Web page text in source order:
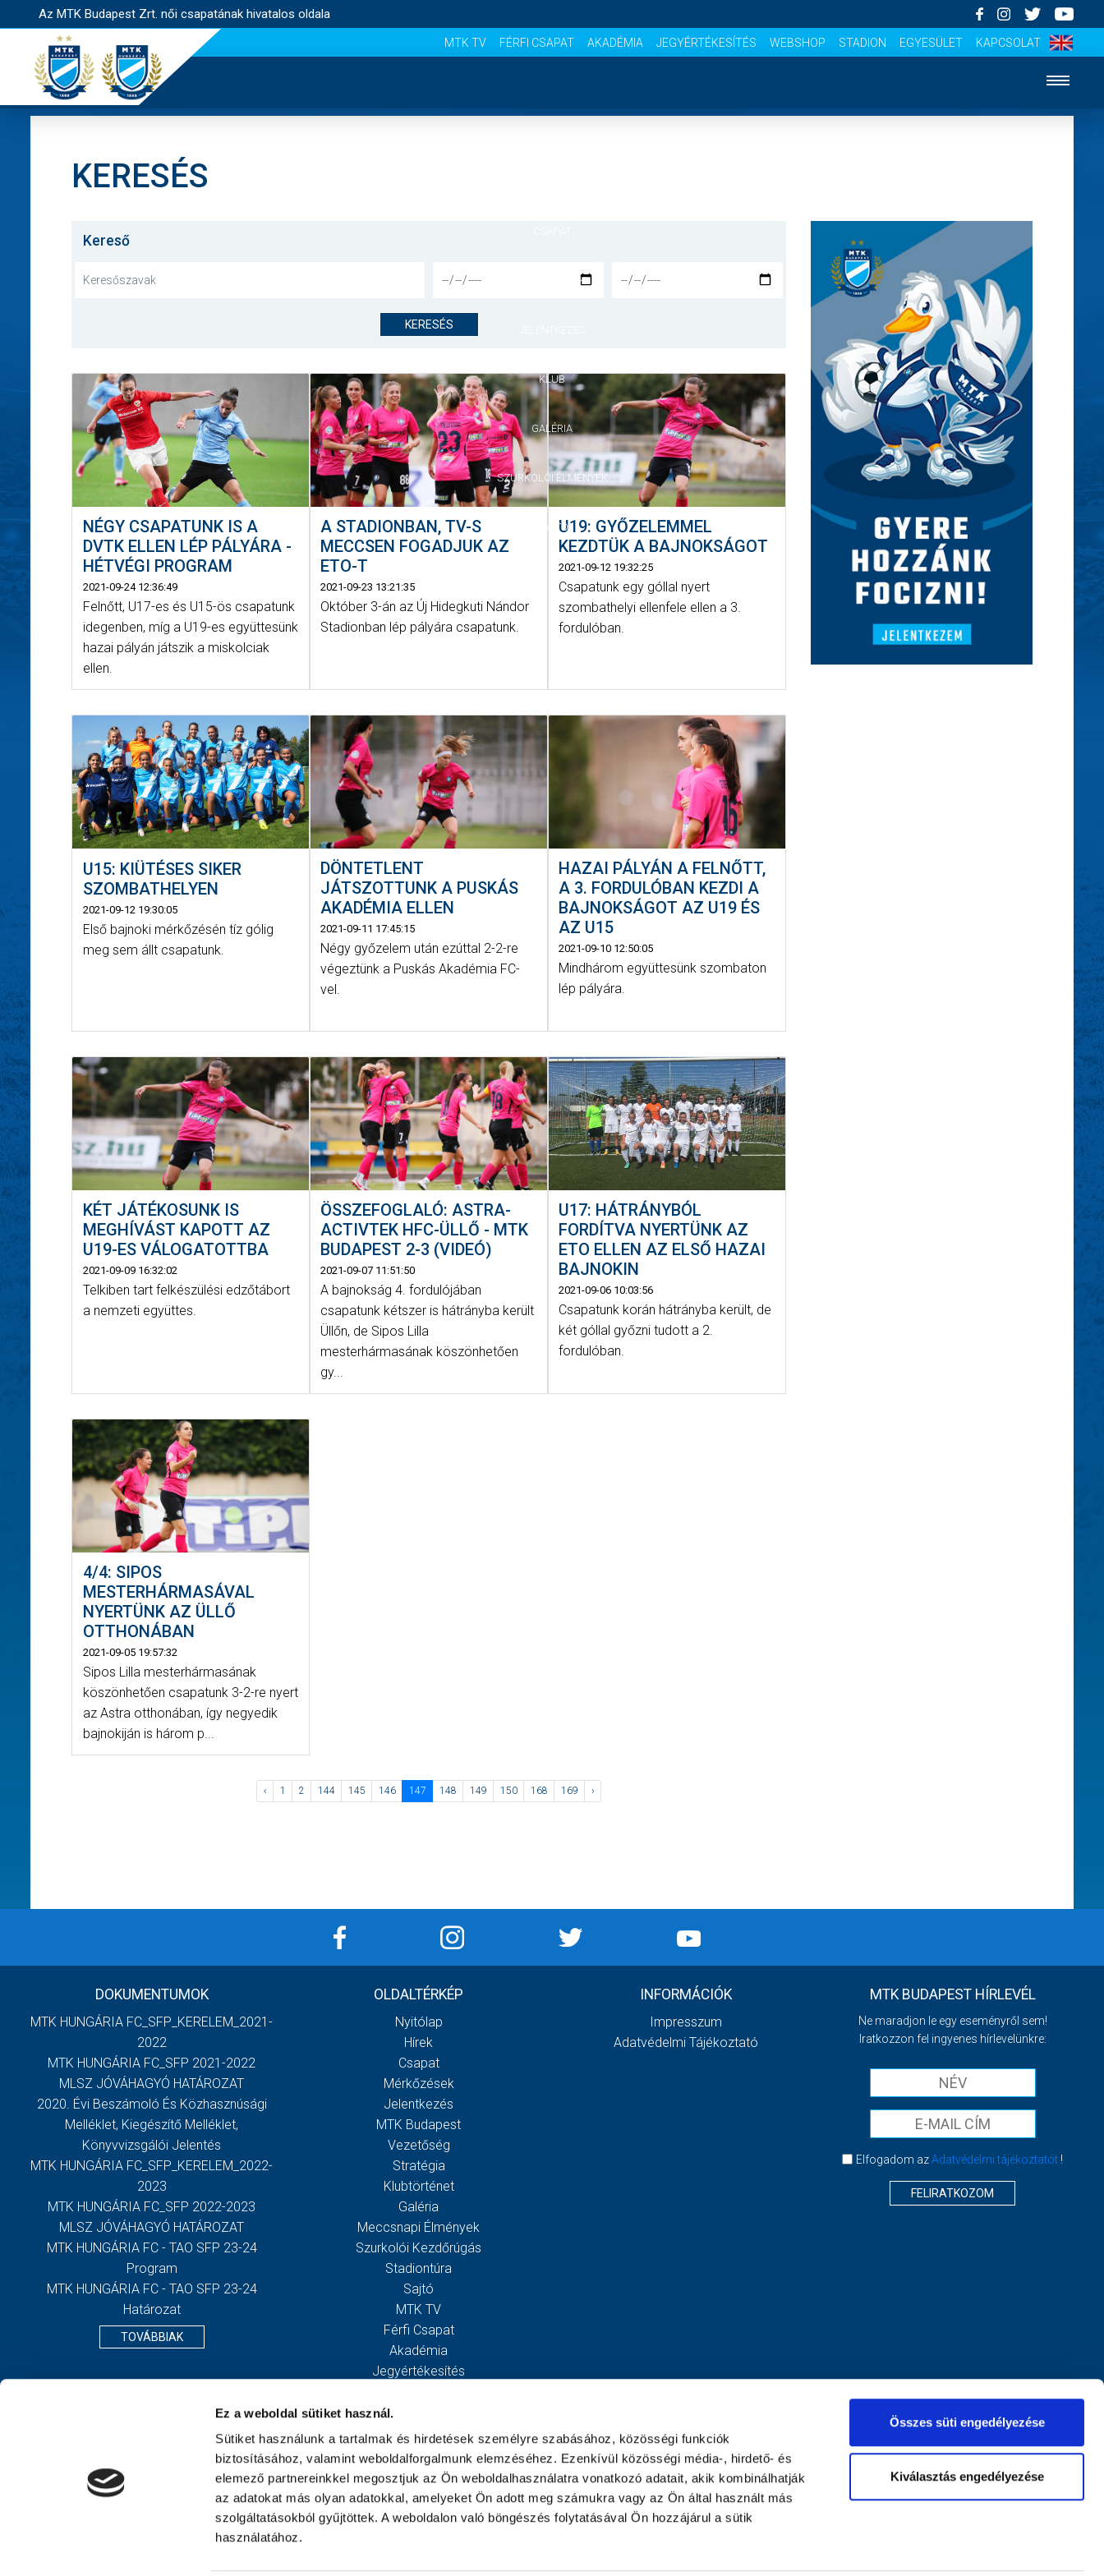
Ez a weboldal sütiket használ.
Sütiket használunk a tartalmak és hirdetések személyre szabásához, közösségi funkciók
biztosításához, valamint weboldalforgalmunk elemzéséhez. Ezenkívül közösségi média-, hirdető- és
elemező partnereinkkel megosztjuk az Ön weboldalhasználatra vonatkozó adatait, akik kombinálhatják
az adatokat más olyan adatokkal, amelyeket Ön adott meg számukra vagy az Ön által használt más
szolgáltatásokból gyűjtöttek. A weboldalon való böngészés folytatásával Ön hozzájárul a sütik
használatához.
Összes süti engedélyezése
Kiválasztás engedélyezése
Az MTK Budapest Zrt. női csapatának hivatalos oldala
MTK TV FÉRFI CSAPAT AKADÉMIA JEGYÉRTÉKESÍTÉS WEBSHOP STADION EGYESÜLET KAPCSOLAT
MÉRKŐZÉSEK
KLUB
GALÉRIA
SZURKOLÓI ÉLMÉNYEK
SAJTÓ
KERESÉS
Kereső
KERESÉS
NÉGY CSAPATUNK IS A
DVTK ELLEN LÉP PÁLYÁRA -
HÉTVÉGI PROGRAM
2021-09-24 12:36:49
Felnőtt, U17-es és U15-ös csapatunk
idegenben, míg a U19-es együttesünk
hazai pályán játszik a miskolciak
ellen.
A STADIONBAN, TV-S
MECCSEN FOGADJUK AZ
ETO-T
2021-09-23 13:21:35
Október 3-án az Új Hidegkuti Nándor
Stadionban lép pályára csapatunk.
U19: GYŐZELEMMEL
KEZDTÜK A BAJNOKSÁGOT
2021-09-12 19:32:25
Csapatunk egy góllal nyert
szombathelyi ellenfele ellen a 3.
fordulóban.
U15: KIÜTÉSES SIKER
SZOMBATHELYEN
2021-09-12 19:30:05
Első bajnoki mérkőzésén tíz gólig
meg sem állt csapatunk.
DÖNTETLENT
JÁTSZOTTUNK A PUSKÁS
AKADÉMIA ELLEN
2021-09-11 17:45:15
Négy győzelem után ezúttal 2-2-re
végeztünk a Puskás Akadémia FC-
vel.
HAZAI PÁLYÁN A FELNŐTT,
A 3. FORDULÓBAN KEZDI A
BAJNOKSÁGOT AZ U19 ÉS
AZ U15
2021-09-10 12:50:05
Mindhárom együttesünk szombaton
lép pályára.
KÉT JÁTÉKOSUNK IS
MEGHÍVÁST KAPOTT AZ
U19-ES VÁLOGATOTTBA
2021-09-09 16:32:02
Telkiben tart felkészülési edzőtábort
a nemzeti együttes.
ÖSSZEFOGLALÓ: ASTRA-
ACTIVTEK HFC-ÜLLŐ - MTK
BUDAPEST 2-3 (VIDEÓ)
2021-09-07 11:51:50
A bajnokság 4. fordulójában
csapatunk kétszer is hátrányba került
Üllőn, de Sipos Lilla
mesterhármasának köszönhetően
gy...
U17: HÁTRÁNYBÓL
FORDÍTVA NYERTÜNK AZ
ETO ELLEN AZ ELSŐ HAZAI
BAJNOKIN
2021-09-06 10:03:56
Csapatunk korán hátrányba került, de
két góllal győzni tudott a 2.
fordulóban.
4/4: SIPOS
MESTERHÁRMASÁVAL
NYERTÜNK AZ ÜLLŐ
OTTHONÁBAN
2021-09-05 19:57:32
Sipos Lilla mesterhármasának
köszönhetően csapatunk 3-2-re nyert
az Astra otthonában, így negyedik
bajnokiján is három p...
‹ 1 2 144 145 146 147 148 149 150 168 169 ›
DOKUMENTUMOK
MTK HUNGÁRIA FC_SFP_KERELEM_2021-
2022
MTK HUNGÁRIA FC_SFP 2021-2022
MLSZ JÓVÁHAGYÓ HATÁROZAT
2020. Évi Beszámoló És Közhasznúsági
Melléklet, Kiegészítő Melléklet,
Könyvvizsgálói Jelentés
MTK HUNGÁRIA FC_SFP_KERELEM_2022-
2023
MTK HUNGÁRIA FC_SFP 2022-2023
MLSZ JÓVÁHAGYÓ HATÁROZAT
MTK HUNGÁRIA FC - TAO SFP 23-24
Program
MTK HUNGÁRIA FC - TAO SFP 23-24
Határozat
TOVÁBBIAK
OLDALTÉRKÉP
Nyitólap
Hírek
Csapat
Mérkőzések
Jelentkezés
MTK Budapest
Vezetőség
Stratégia
Klubtörténet
Galéria
Meccsnapi Élmények
Szurkolói Kezdőrúgás
Stadiontúra
Sajtó
MTK TV
Férfi Csapat
Akadémia
Jegyértékesítés
Egyesület
Kapcsolat
INFORMÁCIÓK
Impresszum
Adatvédelmi Tájékoztató
MTK BUDAPEST HÍRLEVÉL
Ne maradjon le egy eseményről sem!
Iratkozzon fel ingyenes hírlevelünkre:
Elfogadom azAdatvédelmi tájékoztatót !
FELIRATKOZOM